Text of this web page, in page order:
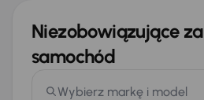
Niezobowiązujące
samochód
Wybierz markę i model